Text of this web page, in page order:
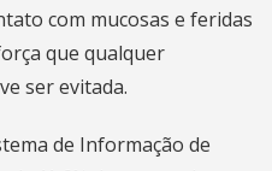
com mucosas e feridas
que qualquer
ser evitada.
de Informação de